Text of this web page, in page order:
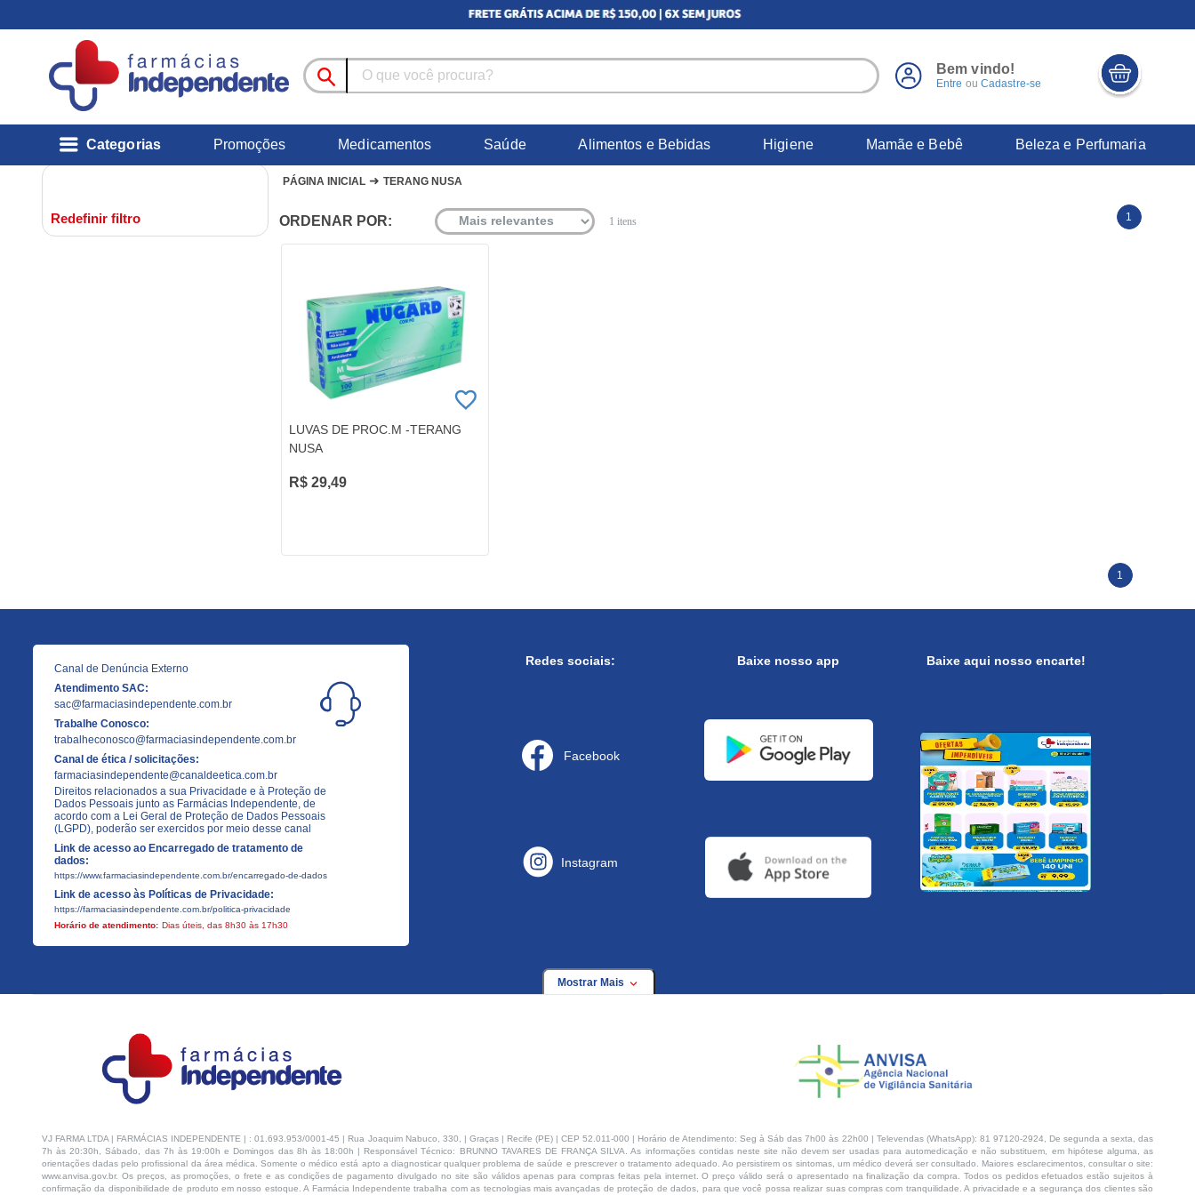
Bem vindo!
Entre ou Cadastre-se
Categorias Promoções Medicamentos Saúde Alimentos e Bebidas Higiene Mamãe e Bebê Beleza e Perfumaria
Redefinir filtro
PÁGINA INICIAL ➜ TERANG NUSA
ORDENAR POR: 1 itens 1
LUVAS DE PROC.M -TERANG
NUSA
R$ 29,49
1
Canal de Denúncia Externo
Atendimento SAC:
sac@farmaciasindependente.com.br
Trabalhe Conosco:
trabalheconosco@farmaciasindependente.com.br
Canal de ética / solicitações:
farmaciasindependente@canaldeetica.com.br
Direitos relacionados a sua Privacidade e à Proteção de
Dados Pessoais junto as Farmácias Independente, de
acordo com a Lei Geral de Proteção de Dados Pessoais
(LGPD), poderão ser exercidos por meio desse canal
Link de acesso ao Encarregado de tratamento de
dados:
https://www.farmaciasindependente.com.br/encarregado-de-dados
Link de acesso às Políticas de Privacidade:
https://farmaciasindependente.com.br/politica-privacidade
Horário de atendimento: Dias úteis, das 8h30 às 17h30
Redes sociais:
Facebook
Instagram
Baixe nosso app Baixe aqui nosso encarte!
Mostrar Mais
VJ FARMA LTDA | FARMÁCIAS INDEPENDENTE | : 01.693.953/0001-45 | Rua Joaquim Nabuco, 330, | Graças | Recife (PE) | CEP 52.011-000 | Horário de Atendimento: Seg à Sáb das 7h00 às 22h00 | Televendas (WhatsApp): 81 97120-2924, De segunda a sexta, das
7h às 20:30h, Sábado, das 7h às 19:00h e Domingos das 8h às 18:00h | Responsável Técnico: BRUNNO TAVARES DE FRANÇA SILVA. As informações contidas neste site não devem ser usadas para automedicação e não substituem, em hipótese alguma, as
orientações dadas pelo profissional da área médica. Somente o médico está apto a diagnosticar qualquer problema de saúde e prescrever o tratamento adequado. Ao persistirem os sintomas, um médico deverá ser consultado. Maiores esclarecimentos, consultar o site:
www.anvisa.gov.br. Os preços, as promoções, o frete e as condições de pagamento divulgado no site são válidos apenas para compras feitas pela internet. O preço válido será o apresentado na finalização da compra. Todos os pedidos efetuados estão sujeitos à
confirmação da disponibilidade de produto em nosso estoque. A Farmácia Independente trabalha com as tecnologias mais avançadas de proteção de dados, para que você possa realizar suas compras com tranquilidade. A privacidade e a segurança dos clientes são